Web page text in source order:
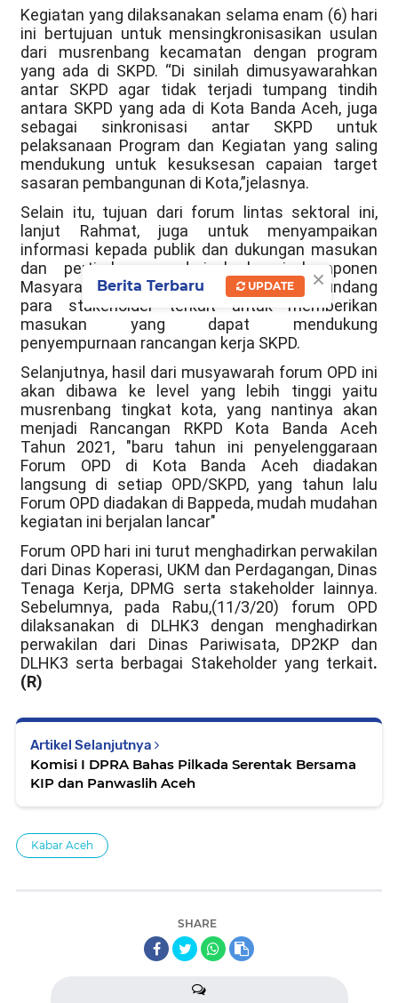
Kegiatan yang dilaksanakan selama enam (6) hari
ini bertujuan untuk mensingkronisasikan usulan
dari musrenbang kecamatan dengan program
yang ada di SKPD. “Di sinilah dimusyawarahkan
antar SKPD agar tidak terjadi tumpang tindih
antara SKPD yang ada di Kota Banda Aceh, juga
sebagai sinkronisasi antar SKPD untuk
pelaksanaan Program dan Kegiatan yang saling
mendukung untuk kesuksesan capaian target
sasaran pembangunan di Kota,”jelasnya.
Selain itu, tujuan dari forum lintas sektoral ini,
lanjut Rahmat, juga untuk menyampaikan
informasi kepada publik dan dukungan masukan
dan pertimbangan dari berbagai komponen
Masyarakat. Maka dari itu kita juga mengundang
para stakeholder terkait untuk memberikan
masukan yang dapat mendukung
penyempurnaan rancangan kerja SKPD.
Selanjutnya, hasil dari musyawarah forum OPD ini
akan dibawa ke level yang lebih tinggi yaitu
musrenbang tingkat kota, yang nantinya akan
menjadi Rancangan RKPD Kota Banda Aceh
Tahun 2021, "baru tahun ini penyelenggaraan
Forum OPD di Kota Banda Aceh diadakan
langsung di setiap OPD/SKPD, yang tahun lalu
Forum OPD diadakan di Bappeda, mudah mudahan
kegiatan ini berjalan lancar"
Forum OPD hari ini turut menghadirkan perwakilan
dari Dinas Koperasi, UKM dan Perdagangan, Dinas
Tenaga Kerja, DPMG serta stakeholder lainnya.
Sebelumnya, pada Rabu,(11/3/20) forum OPD
dilaksanakan di DLHK3 dengan menghadirkan
perwakilan dari Dinas Pariwisata, DP2KP dan
DLHK3 serta berbagai Stakeholder yang terkait.
(R)
Artikel Selanjutnya
Komisi I DPRA Bahas Pilkada Serentak Bersama
KIP dan Panwaslih Aceh
Kabar Aceh
SHARE
×
Berita Terbaru UPDATE